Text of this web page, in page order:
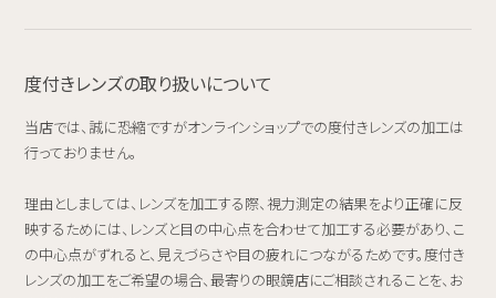
度付きレンズの取り扱いについて
当店では、誠に恐縮ですがオンラインショップでの度付きレンズの加工は
行っておりません。
理由としましては、レンズを加工する際、視力測定の結果をより正確に反
映するためには、レンズと目の中心点を合わせて加工する必要があり、こ
の中心点がずれると、見えづらさや目の疲れにつながるためです。度付き
レンズの加工をご希望の場合、最寄りの眼鏡店にご相談されることを、お